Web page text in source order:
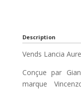
Description
Vends Lancia
Conçue par
marque